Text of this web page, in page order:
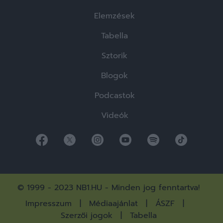
Elemzések
Tabella
Sztorik
Blogok
Podcastok
Videók
© 1999 - 2023 NB1.HU - Minden jog fenntartva!
Impresszum
Médiaajánlat
ÁSZF
Szerzői jogok
Tabella